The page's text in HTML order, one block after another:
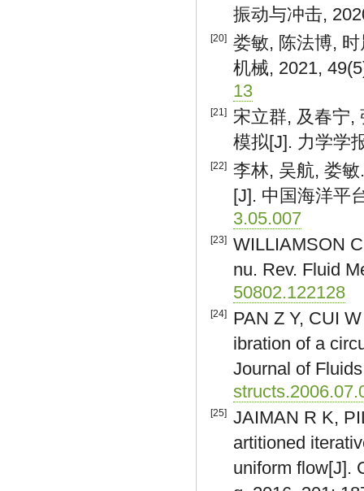
振动与冲击,
[20]
娄敏, 陈法博,
机械, 2021,
13
[21]
宋立群, 及春宁,
模拟[J]. 力学学
[22]
李林, 吴航, 娄
[J]. 中国海洋平
3.05.007
[23]
WILLIAMSON
nu. Rev. Fluid
50802.122128
[24]
PAN Z Y, CUI
ibration of a
Journal of
[25]
JAIMAN R K,
artitioned
uniform flow[J].